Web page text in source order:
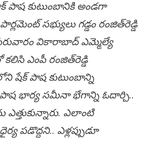
పాష కుటుంబానికి అండ‌గా
స‌భ్యులు గ‌డ్డం రంజిత్‌రెడ్డి
వికారాబాద్ ఎమ్మెల్యే
ఎంపీ రంజిత్‌రెడ్డి
షేక్ పాష కుటుంబాన్ని
భార్య స‌మీనా భేగాన్ని ఓదార్చి..
ఎత్తుకున్నారు. ఎలాంటి
ప‌డొద్ద‌ని.. ఎళ్ల‌ప్పుడూ